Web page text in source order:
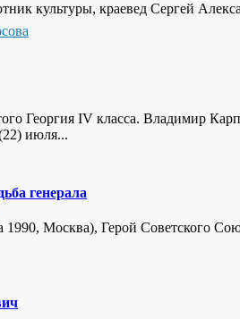
культуры, краевед Сергей
Георгия IV класса. Владимир
июля...
генерала
Москва), Герой Советского